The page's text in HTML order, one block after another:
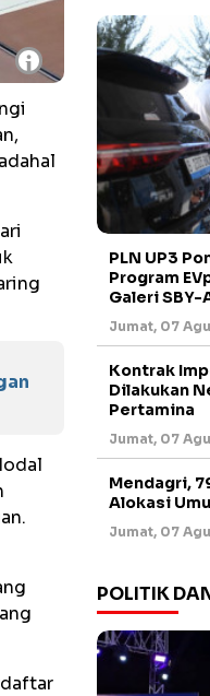
i
PLN UP3
Program
Galeri SBY-
Jumat, 07
Kontrak
Dilakukan
Pertamina
Jumat, 07
Mendagri,
Alokasi
Jumat, 07
POLITIK